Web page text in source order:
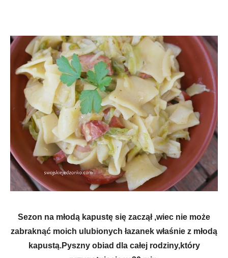
Sezon na młodą kapustę się zaczął ,wiec nie może
zabraknąć moich ulubionych łazanek właśnie z młodą
kapustą.Pyszny obiad dla całej rodziny,który